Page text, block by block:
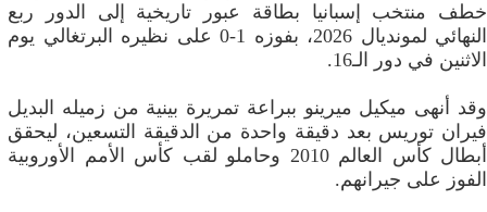
خطف منتخب إسبانيا بطاقة عبور تاريخية إلى الدور ربع
النهائي لمونديال 2026، بفوزه 1-0 على نظيره البرتغالي يوم
الاثنين في دور الـ16.
وقد أنهى ميكيل ميرينو ببراعة تمريرة بينية من زميله البديل
فيران توريس بعد دقيقة واحدة من الدقيقة التسعين، ليحقق
أبطال كأس العالم 2010 وحاملو لقب كأس الأمم الأوروبية
الفوز على جيرانهم.